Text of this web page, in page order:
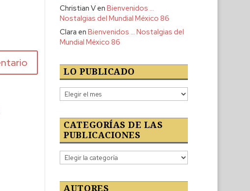
Christian VenBienvenidos …
Nostalgias del Mundial México 86
Clara enBienvenidos … Nostalgias del
Mundial México 86
LO PUBLICADO
Lo
publicado
CATEGORÍAS DE LAS
PUBLICACIONES
Categorías
de
publicaciones
AUTORES